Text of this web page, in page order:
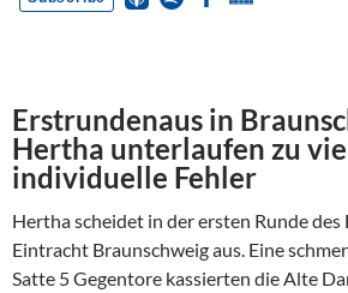
Erstrundenaus in
Hertha unterlaufen zu
individuelle Fehler
Hertha scheidet in der ersten Runde des
Eintracht Braunschweig aus. Eine
Satte 5 Gegentore kassierten die Alte